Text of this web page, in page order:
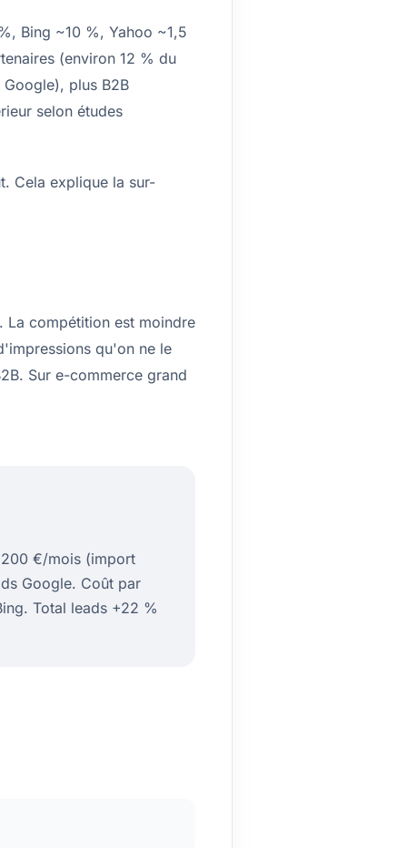
Bing ~10 %, Yahoo ~1,5
(environ 12 % du
plus B2B
selon études
Cela explique la sur-
La compétition est moindre
qu'on ne le
Sur e-commerce grand
€/mois (import
Google. Coût par
Total leads +22 %